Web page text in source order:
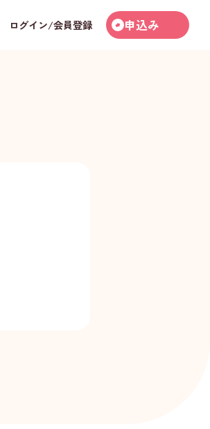
ログイン/会員登録 申込み